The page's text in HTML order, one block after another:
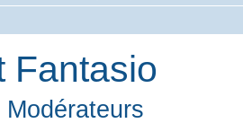
Fantasio
Modérateurs